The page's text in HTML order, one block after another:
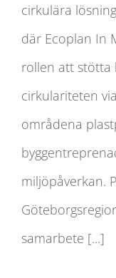
cirkulära
där Ecoplan In
rollen att stötta
cirkulariteten
områdena
miljöpåverkan.
samarbete [...]